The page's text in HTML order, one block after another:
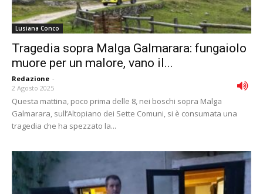
Lusiana Conco
Tragedia sopra Malga Galmarara: fungaiolo
muore per un malore, vano il...
Redazione -
2 Agosto 2025
Questa mattina, poco prima delle 8, nei boschi sopra Malga
Galmarara, sull’Altopiano dei Sette Comuni, si è consumata una
tragedia che ha spezzato la...